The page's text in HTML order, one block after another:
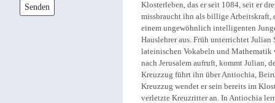
Senden
Klosterleben, das er seit 1084, seit er
missbraucht ihn als billige Arbeitskraft,
einem ungewöhnlich intelligenten
Hauslehrer aus. Früh unterrichtet
lateinischen Vokabeln und Mathematik
nach Jerusalem aufruft, kommt Julian,
Kreuzzug führt ihn über Antiochia,
Kreuzzug wendet er sein bereits im
verletzte Kreuzritter an. In Antiochia